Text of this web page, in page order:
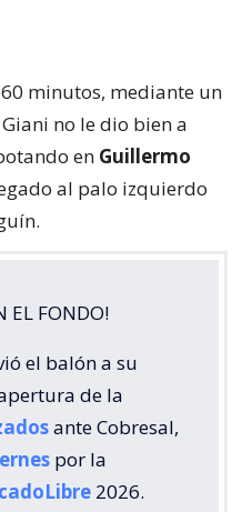
minutos, mediante un
no le dio bien a
en Guillermo
al palo izquierdo
EL FONDO!
el balón a su
de la
ante Cobresal,
por la
2026.